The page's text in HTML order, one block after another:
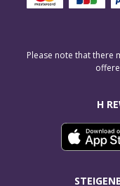
H
Please note that there